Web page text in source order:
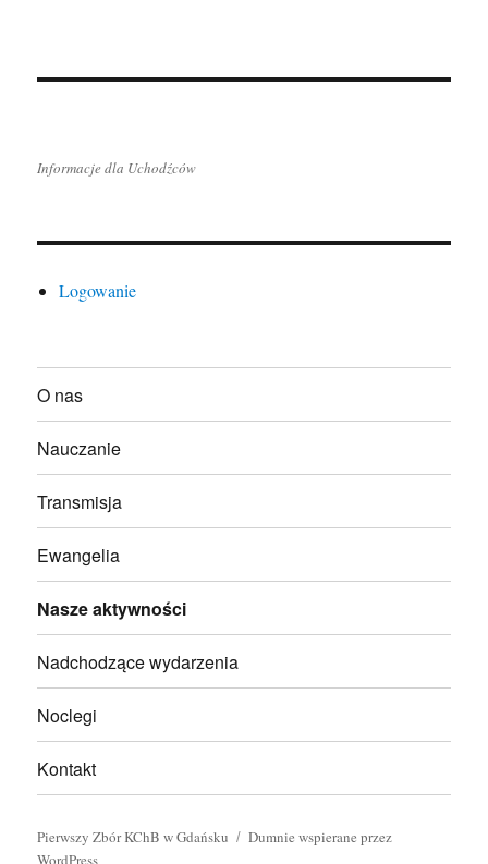
Informacje dla Uchodźców
Logowanie
O nas
Nauczanie
Transmisja
Ewangelia
Nasze aktywności
Nadchodzące wydarzenia
Noclegi
Kontakt
Pierwszy Zbór KChB w Gdańsku
Dumnie wspierane przez
WordPress